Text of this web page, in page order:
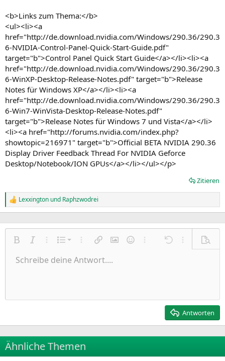
<b>Links zum Thema:</b>
<ul><li><a
href="http://de.download.nvidia.com/Windows/290.36/290.3
6-NVIDIA-Control-Panel-Quick-Start-Guide.pdf"
target="b">Control Panel Quick Start Guide</a></li><li><a
href="http://de.download.nvidia.com/Windows/290.36/290.3
6-WinXP-Desktop-Release-Notes.pdf" target="b">Release
Notes für Windows XP</a></li><li><a
href="http://de.download.nvidia.com/Windows/290.36/290.3
6-Win7-WinVista-Desktop-Release-Notes.pdf"
target="b">Release Notes für Windows 7 und Vista</a></li>
<li><a href="http://forums.nvidia.com/index.php?
showtopic=216971" target="b">Official BETA NVIDIA 290.36
Display Driver Feedback Thread For NVIDIA Geforce
Desktop/Notebook/ION GPUs</a></li></ul></p>
Zitieren
R
e
k
Lexxington und Raphzwodrei
Fett KursivWeitere Einstellungen…
Liste
Nummerierte Liste
Ungeordnete Liste
Weitere Einstellungen…
Link einfügen
Bild einfügen
SmileysWeitere Einstellungen…
Rückgängig
Weitere
Schriftgröße
9
22
26
TextfarbeSchriftfamilie
Arial
Times New Roman
Trebuchet MS
Durchgestrichen
Unterstrichen
Inline-Code
AusrichtungLinksbündig
Paragraph format
Normal
Heading 2
ZitatMedienTabelle einfügen
Insert horizontal line
SpoilerCode
Wiederholen
BBCode umschalten
Formatierung entfernen
EntwürfeEntwurf speichern
Schreibe deine Antwort....
Antworten
Ähnliche Themen